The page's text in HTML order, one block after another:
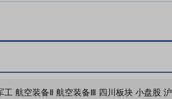
工 航空装备Ⅱ 航空装备Ⅲ 四川板块 小盘股